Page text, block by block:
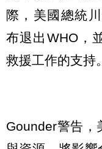
際，美國總統
布退出WHO，
救援工作的支持。
Gounder警告，